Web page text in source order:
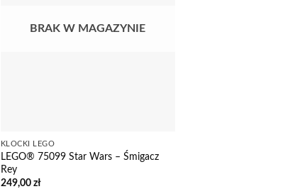
BRAK W MAGAZYNIE
KLOCKI LEGO
LEGO® 75099 Star Wars – Śmigacz
Rey
249,00 zł